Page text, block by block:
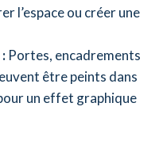
l’espace ou créer une
Portes, encadrements
être peints dans
un effet graphique